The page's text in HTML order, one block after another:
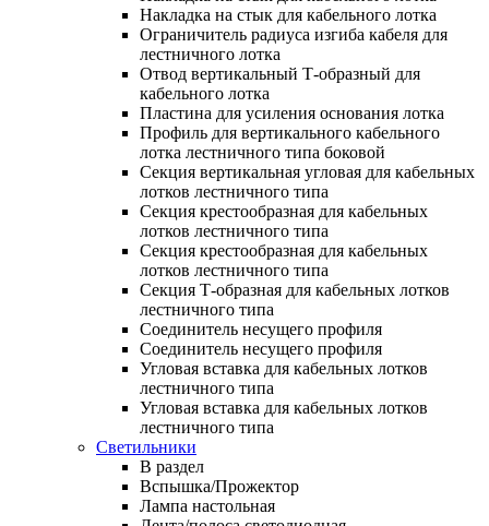
Накладка на стык для кабельного лотка
Ограничитель радиуса изгиба кабеля для
лестничного лотка
Отвод вертикальный Т-образный для
кабельного лотка
Пластина для усиления основания лотка
Профиль для вертикального кабельного
лотка лестничного типа боковой
Секция вертикальная угловая для кабельных
лотков лестничного типа
Секция крестообразная для кабельных
лотков лестничного типа
Секция крестообразная для кабельных
лотков лестничного типа
Секция Т-образная для кабельных лотков
лестничного типа
Соединитель несущего профиля
Соединитель несущего профиля
Угловая вставка для кабельных лотков
лестничного типа
Угловая вставка для кабельных лотков
лестничного типа
Светильники
В раздел
Вспышка/Прожектор
Лампа настольная